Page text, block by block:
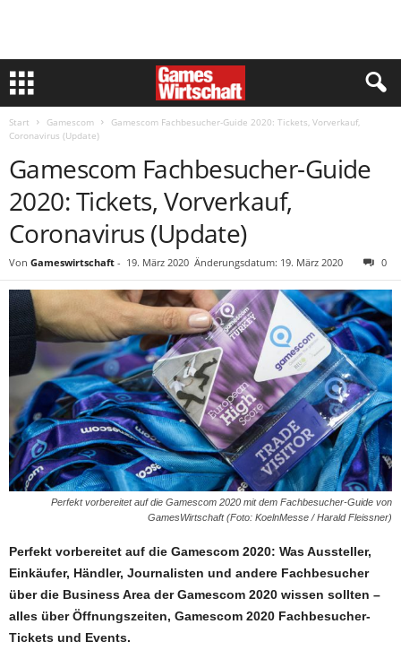
Start Gamescom
Gamescom Fachbesucher-Guide 2020: Tickets, Vorverkauf,
Coronavirus (Update)
Gamescom Fachbesucher-Guide
2020: Tickets, Vorverkauf,
Coronavirus (Update)
Von Gameswirtschaft - 19. März 2020 Änderungsdatum: 19. März 2020 0
Perfekt vorbereitet auf die Gamescom 2020 mit dem Fachbesucher-Guide von
GamesWirtschaft (Foto: KoelnMesse / Harald Fleissner)
Perfekt vorbereitet auf die Gamescom 2020: Was Aussteller,
Einkäufer, Händler, Journalisten und andere Fachbesucher
über die Business Area der Gamescom 2020 wissen sollten –
alles über Öffnungszeiten, Gamescom 2020 Fachbesucher-
Tickets und Events.